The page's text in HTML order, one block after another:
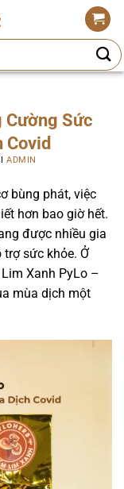
Cường Sức
Covid
ADMIN
bùng phát, việc
hơn bao giờ hết.
được nhiều gia
sức khỏe. Ở
Xanh PyLo –
mùa dịch một